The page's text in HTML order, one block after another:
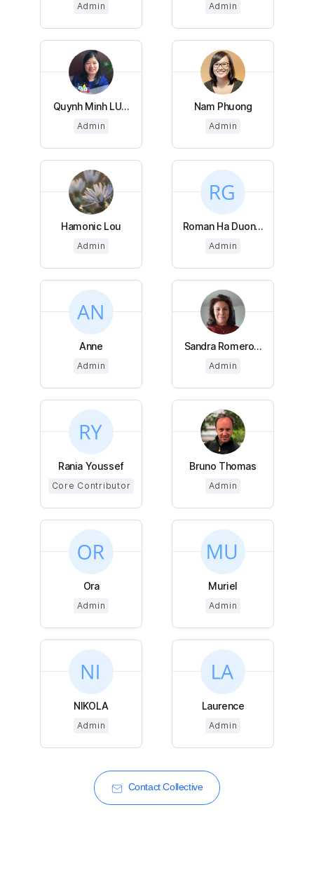
Admin Admin
Quynh Minh LU...
Admin
Nam Phuong
Admin
Hamonic Lou
Admin
Roman Ha Duon...
Admin
Anne
Admin
Sandra Romero...
Admin
Rania Youssef
Core Contributor
Bruno Thomas
Admin
Ora
Admin
Muriel
Admin
NIKOLA
Admin
Laurence
Admin
Contact Collective